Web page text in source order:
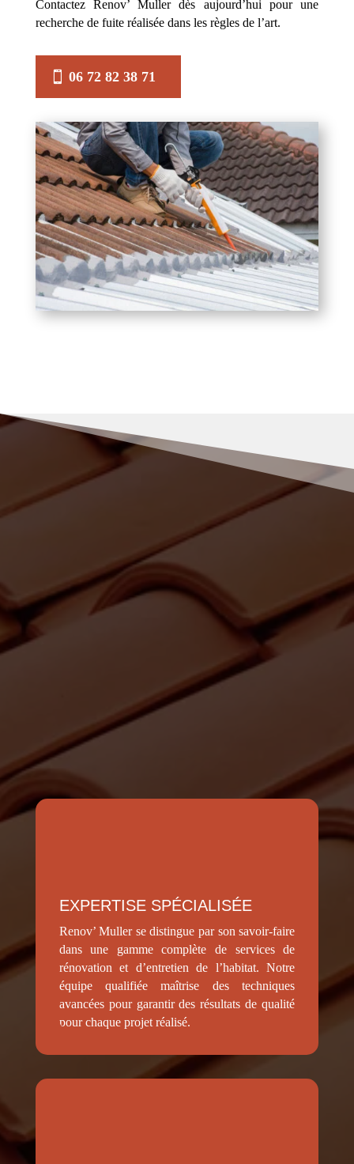
Contactez Renov’ Muller dès aujourd’hui pour une
recherche de fuite réalisée dans les règles de l’art.
06 72 82 38 71
RENOV MULLER
Pourquoi nous choisir pour vos
travaux de recherche de fuite à
Aurec-sur-Loire ?
EXPERTISE SPÉCIALISÉE
Renov’ Muller se distingue par son savoir-faire
dans une gamme complète de services de
rénovation et d’entretien de l’habitat. Notre
équipe qualifiée maîtrise des techniques
avancées pour garantir des résultats de qualité
pour chaque projet réalisé.